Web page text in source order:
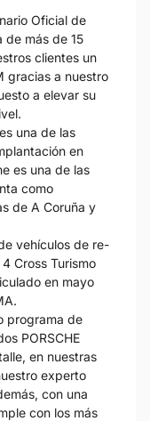
Oficial de
de más de 15
clientes un
gracias a nuestro
a elevar su
una de las
en
es una de las
como
de A Coruña y
vehículos de re-
Cross Turismo
en mayo
programa de
PORSCHE
en nuestras
experto
con una
con los más